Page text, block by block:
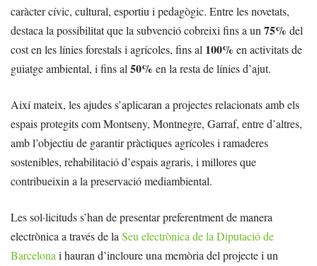
caràcter cívic, cultural, esportiu i pedagògic. Entre les novetats,
destaca la possibilitat que la subvenció cobreixi fins a un 75% del
cost en les línies forestals i agrícoles, fins al 100% en activitats de
guiatge ambiental, i fins al 50% en la resta de línies d’ajut.
Així mateix, les ajudes s’aplicaran a projectes relacionats amb els
espais protegits com Montseny, Montnegre, Garraf, entre d’altres,
amb l’objectiu de garantir pràctiques agrícoles i ramaderes
sostenibles, rehabilitació d’espais agraris, i millores que
contribueixin a la preservació mediambiental.
Les sol·licituds s’han de presentar preferentment de manera
electrònica a través de la Seu electrònica de la Diputació de
Barcelona i hauran d’incloure una memòria del projecte i un